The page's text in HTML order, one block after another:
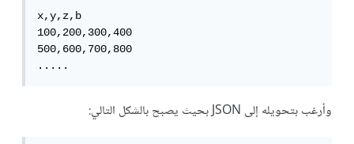
x,y,z,b
100,200,300,400
500,600,700,800
.....
وأرغب بتحويله إلى JSON بحيث يصبح بالشكل التالي: